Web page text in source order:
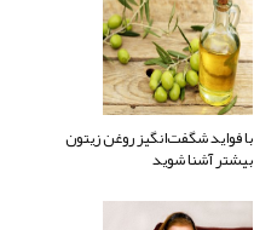
با فواید شگفت‌انگیز روغن زیتون
بیشتر آشنا شوید